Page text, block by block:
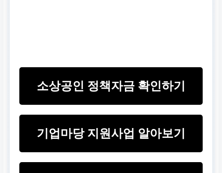
소상공인 정책자금 확인하기
기업마당 지원사업 알아보기